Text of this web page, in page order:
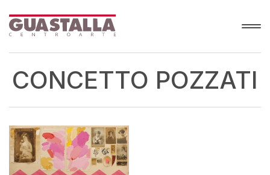
CONCETTO POZZATI